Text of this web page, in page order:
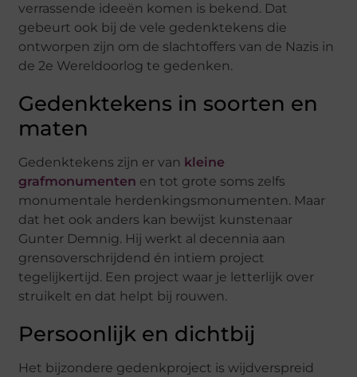
verrassende ideeën komen is bekend. Dat
gebeurt ook bij de vele gedenktekens die
ontworpen zijn om de slachtoffers van de Nazis in
de 2e Wereldoorlog te gedenken.
Gedenktekens in soorten en
maten
Gedenktekens zijn er van kleine
grafmonumenten en tot grote soms zelfs
monumentale herdenkingsmonumenten. Maar
dat het ook anders kan bewijst kunstenaar
Gunter Demnig. Hij werkt al decennia aan
grensoverschrijdend én intiem project
tegelijkertijd. Een project waar je letterlijk over
struikelt en dat helpt bij rouwen.
Persoonlijk en dichtbij
Het bijzondere gedenkproject is wijdverspreid